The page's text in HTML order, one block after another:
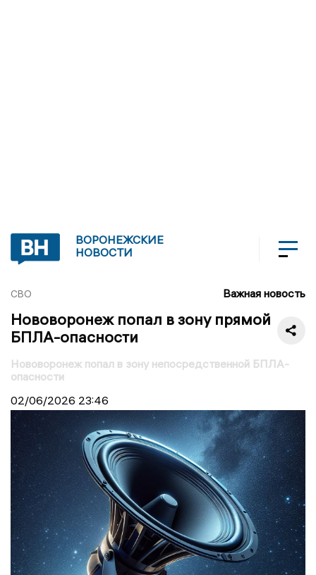
ВОРОНЕЖСКИЕ
НОВОСТИ
СВО Важная новость
Нововоронеж попал в зону прямой
БПЛА-опасности
Нововоронеж попал в зону непосредственной БПЛА-
опасности
02/06/2026 23:46